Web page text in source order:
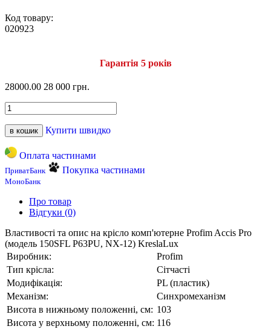
Код товару:
020923
Гарантія 5 років
28000.00 28 000 грн.
в кошик Купити швидко
Оплата частинами
ПриватБанк Покупка частинами
МоноБанк
Про товар
Відгуки (0)
Властивості та опис на крісло комп'ютерне Profim Accis Pro
(модель 150SFL P63PU, NX-12) KreslaLux
Виробник:
Profim
Тип крісла:
Сітчасті
Модифікація:
PL (пластик)
Механізм:
Синхромеханізм
Висота в нижньому положенні, см: 103
Висота у верхньому положенні, см: 116